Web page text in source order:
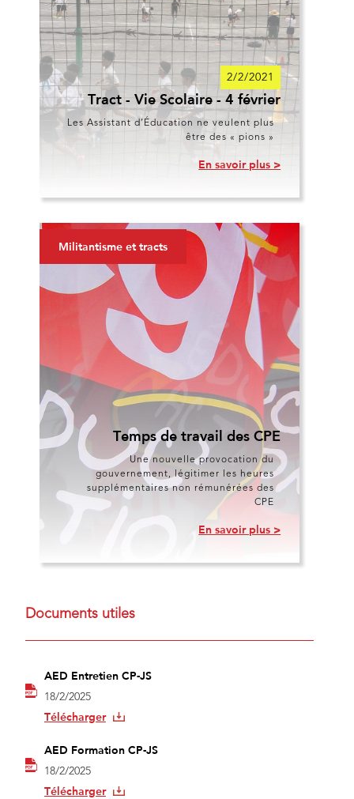
2/2/2021
Tract - Vie Scolaire - 4 février
Les Assistant d’Éducation ne veulent plus
être des « pions »
En savoir plus >
Militantisme et tracts
Temps de travail des CPE
Une nouvelle provocation du
gouvernement, légitimer les heures
supplémentaires non rémunérées des
CPE
En savoir plus >
Documents utiles
AED Entretien CP-JS
18/2/2025
Télécharger
AED Formation CP-JS
18/2/2025
Télécharger